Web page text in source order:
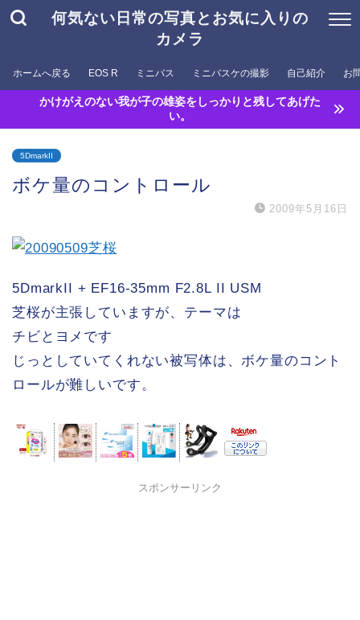
何気ない日常の写真とお気に入りの
カメラ
ホームへ戻る EOS R ミニバス ミニバスケの撮影 自己紹介 お
かけがえのない我が子の雄姿をしっかりと残してあげた
い。
5DmarkII
ボケ量のコントロール
2009年5月16日
5DmarkII + EF16-35mm F2.8L II USM
芝桜が主張していますが、テーマは
チビとヨメです
じっとしていてくれない被写体は、ボケ量のコント
ロールが難しいです。
スポンサーリンク